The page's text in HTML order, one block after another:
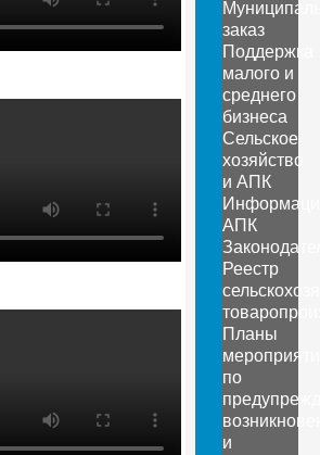
заказ
Поддержка
малого и
среднего
бизнеса
Сельское
хозяйство
и АПК
АПК
Реестр
Планы
по
и